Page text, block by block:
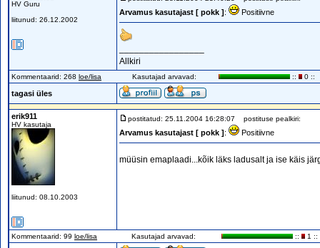
HV Guru
liitunud: 26.12.2002
Arvamus kasutajast [ pokk ]: Positiivne
Allkiri
Kommentaarid: 268 loe/lisa Kasutajad arvavad: :: 0 ::
tagasi üles
erik911
HV kasutaja
liitunud: 08.10.2003
postitatud: 25.11.2004 16:28:07 postituse pealkiri:
Arvamus kasutajast [ pokk ]: Positiivne
müüsin emaplaadi...kõik läks ladusalt ja ise käis
Kommentaarid: 99 loe/lisa Kasutajad arvavad: :: 1 ::